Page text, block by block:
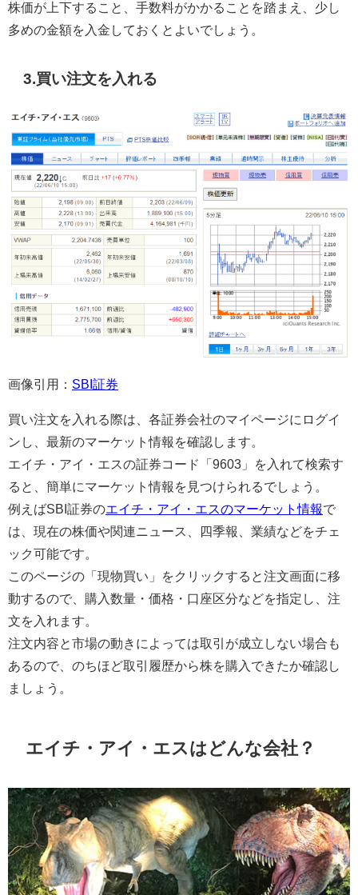
株価が上下すること、手数料がかかることを踏まえ、少し
多めの金額を入金しておくとよいでしょう。
3.買い注文を入れる
画像引用： SBI証券
買い注文を入れる際は、各証券会社のマイページにログイ
ンし、最新のマーケット情報を確認します。
エイチ・アイ・エスの証券コード「9603」を入れて検索す
ると、簡単にマーケット情報を見つけられるでしょう。
例えばSBI証券のエイチ・アイ・エスのマーケット情報で
は、現在の株価や関連ニュース、四季報、業績などをチェ
ック可能です。
このページの「現物買い」をクリックすると注文画面に移
動するので、購入数量・価格・口座区分などを指定し、注
文を入れます。
注文内容と市場の動きによっては取引が成立しない場合も
あるので、のちほど取引履歴から株を購入できたか確認し
ましょう。
エイチ・アイ・エスはどんな会社？